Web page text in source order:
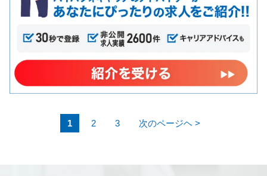
連携） ▼ リギング／セットアップ（担当できる範囲
修正、最適化 武器・装備の取付／挙動確認 ▼ 実装／
ゴン最適化 UV展開、テクスチャ最適化 モバイル／ハ
イエンド双方の制約を意識したモデル制作 ▼ 上流工
落とし込み コンセプトアートからの3D化提案 アート
ディレクターとの方向性すり合わせ 外注管理（品質管
1 2 3 次のページヘ >